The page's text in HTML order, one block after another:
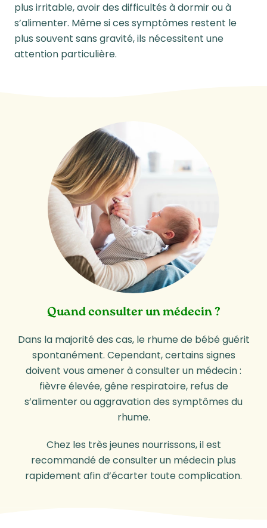
plus irritable, avoir des difficultés à dormir ou à
s’alimenter. Même si ces symptômes restent le
plus souvent sans gravité, ils nécessitent une
attention particulière.
Quand consulter un médecin ?
Dans la majorité des cas, le rhume de bébé guérit
spontanément. Cependant, certains signes
doivent vous amener à consulter un médecin :
fièvre élevée, gêne respiratoire, refus de
s’alimenter ou aggravation des symptômes du
rhume.
Chez les très jeunes nourrissons, il est
recommandé de consulter un médecin plus
rapidement afin d’écarter toute complication.